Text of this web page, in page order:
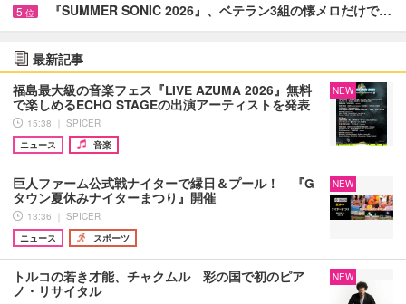
5 位 『SUMMER SONIC 2026』、ベテラン3組の懐メロだけで…
最新記事
福島最大級の音楽フェス『LIVE AZUMA 2026』無料
で楽しめるECHO STAGEの出演アーティストを発表
15:38 ｜ SPICER
ニュース
音楽
NEW
巨人ファーム公式戦ナイターで縁日＆プール！ 『G
タウン夏休みナイターまつり』開催
13:36 ｜ SPICER
ニュース
スポーツ
NEW
トルコの若き才能、チャクムル 彩の国で初のピア
ノ・リサイタル
NEW